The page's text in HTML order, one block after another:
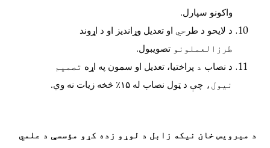
واکونو سپارل.
د لایحو د طر حي او تعدیل وړاندیز او د اړوند
طرزالعملونو تصویبول.
د نصاب د پراختیا، تعدیل او سمون په اړه تصمیم
نیول، چې د ټول نصاب له ۱۵٪ څخه زیات نه وي.
د میرویس خان نیکه زابل د لوړو زده کړو مؤسسې د علمي